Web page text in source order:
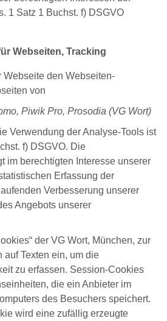
1 Satz 1 Buchst. f) DSGVO
Webseiten, Tracking
Webseite den Webseiten-
von
Piwik Pro, Prosodia (VG Wort)
Verwendung der Analyse-Tools ist
f) DSGVO. Die
im berechtigten Interesse unserer
Erfassung der
Verbesserung unserer
Angebots unserer
der VG Wort, München, zur
auf Texten ein, um die
zu erfassen. Session-Cookies
die ein Anbieter im
des Besuchers speichert.
wird eine zufällig erzeugte